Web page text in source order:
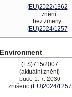
(EU)2022/1362
znění
bez změny
(EU)2024/1257
Environment
(ES)715/2007
(aktuální znění)
bude 1. 7. 2030
zrušeno (EU)2024/1257